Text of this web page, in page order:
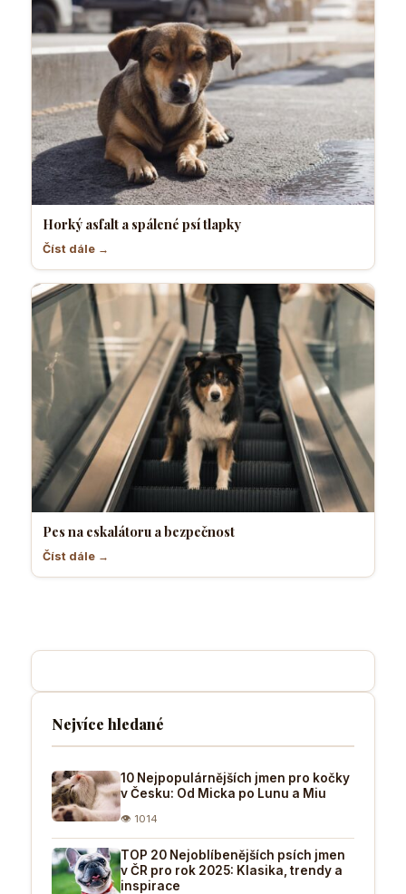
Horký asfalt a spálené psí tlapky
Číst dále →
Pes na eskalátoru a bezpečnost
Číst dále →
Nejvíce hledané
10 Nejpopulárnějších jmen pro kočky
v Česku: Od Micka po Lunu a Miu
👁 1014
TOP 20 Nejoblíbenějších psích jmen
v ČR pro rok 2025: Klasika, trendy a
inspirace